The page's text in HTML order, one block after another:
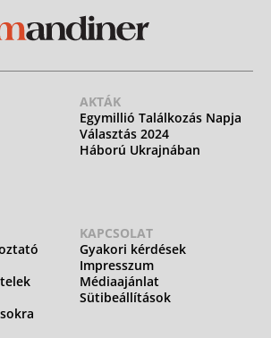
AKTÁK
Egymillió Találkozás Napja
Választás 2024
Háború Ukrajnában
KAPCSOLAT
Gyakori kérdések
Impresszum
Médiaajánlat
Sütibeállítások